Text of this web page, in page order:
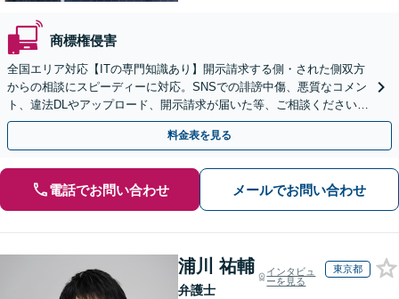
商標権侵害
全国エリア対応【ITの専門知識あり】開示請求する側・された側双方
からの相談にスピーディーに対応。SNSでの誹謗中傷、悪質なコメン
ト、違法DLやアップロード、開示請求が届いた等、ご相談ください
【WEB面談OK&解決実績豊富】【千葉中央駅4分】
料金表を見る
電話でお問い合わせ メールでお問い合わせ
浦川 祐輔
弁護士
インタビュ
ーを見る
東京都